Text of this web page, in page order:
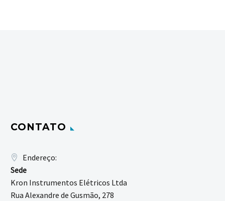
CONTATO
Endereço:
Sede
Kron Instrumentos Elétricos Ltda
Rua Alexandre de Gusmão, 278